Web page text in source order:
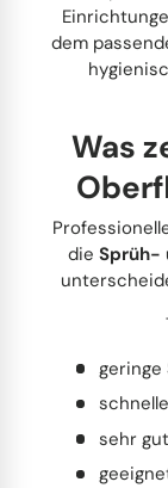
dem
Was
die Sprüh-
geringe
sehr